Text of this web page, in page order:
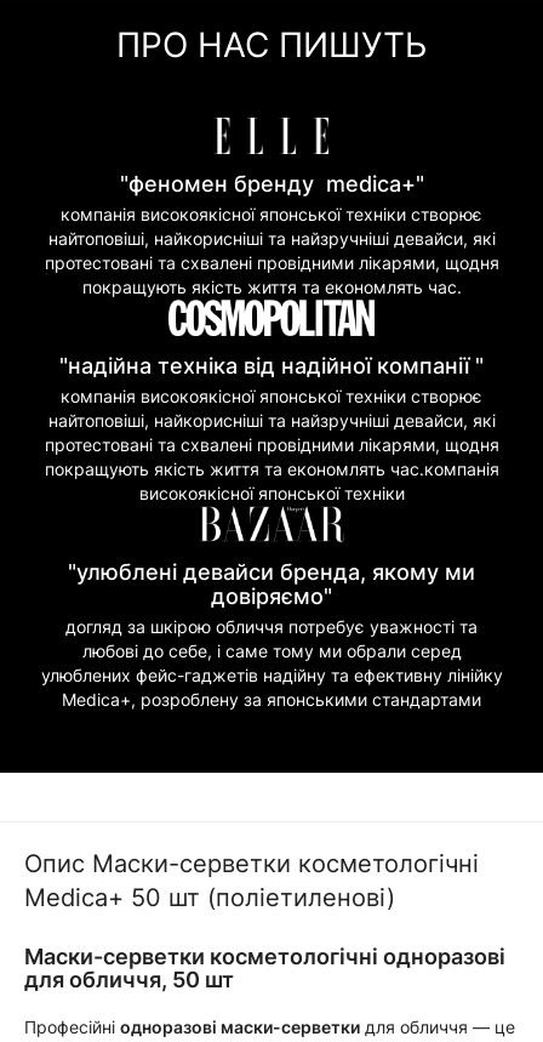
Покупка частинами (Моно Банк)
ПРО НАС ПИШУТЬ
"феномен бренду medica+"
компанія високоякісної японської техніки створює
найтоповіші, найкорисніші та найзручніші девайси, які
протестовані та схвалені провідними лікарями, щодня
покращують якість життя та економлять час.
"надійна техніка від надійної компанії "
компанія високоякісної японської техніки створює
найтоповіші, найкорисніші та найзручніші девайси, які
протестовані та схвалені провідними лікарями, щодня
покращують якість життя та економлять час.компанія
високоякісної японської техніки
"улюблені девайси бренда, якому ми
довіряємо"
догляд за шкірою обличчя потребує уважності та
любові до себе, і саме тому ми обрали серед
улюблених фейс-гаджетів надійну та ефективну лінійку
Medica+, розроблену за японськими стандартами
Опис Маски-серветки косметологічні
Medica+ 50 шт (поліетиленові)
Маски-серветки косметологічні одноразові
для обличчя, 50 шт
Професійні одноразові маски-серветки для обличчя — це